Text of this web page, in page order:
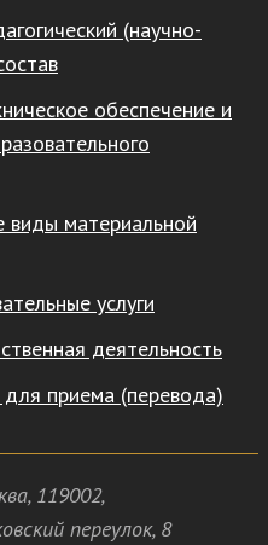
(научно-
обеспечение и
виды материальной
услуги
деятельность
приема (перевода)
, 119002,
переулок,8